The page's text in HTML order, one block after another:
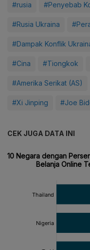
#rusia #Penyebab
#Rusia Ukraina
#Dampak Konflik
#Cina #Tiongkok
#Amerika Serikat (AS)
#Xi Jinping #Joe
CEK JUGA DATA INI